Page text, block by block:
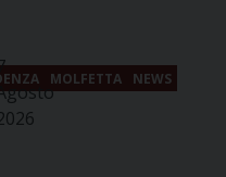
MOLFETTA NEWS